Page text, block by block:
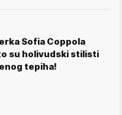
Sofia Coppola
su holivudski stilisti
tepiha!